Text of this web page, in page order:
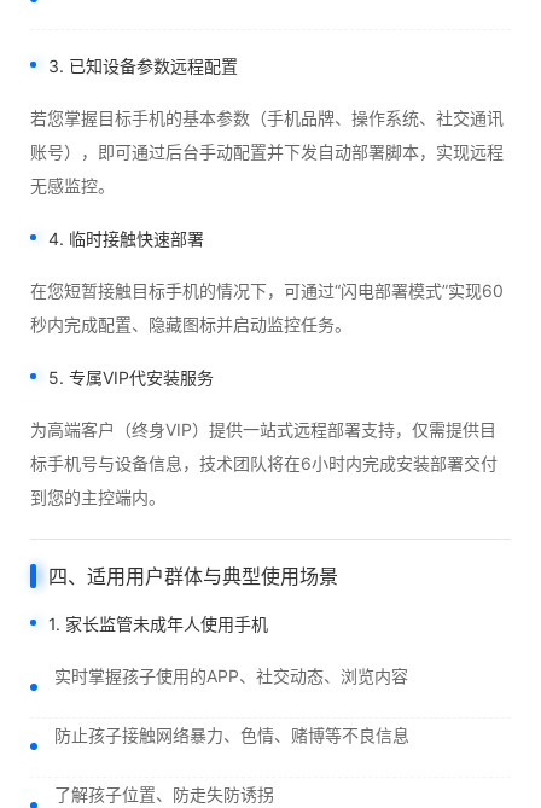
3. 已知设备参数远程配置
若您掌握目标手机的基本参数（手机品牌、操作系统、社交通讯
账号），即可通过后台手动配置并下发自动部署脚本，实现远程
无感监控。
4. 临时接触快速部署
在您短暂接触目标手机的情况下，可通过“闪电部署模式”实现60
秒内完成配置、隐藏图标并启动监控任务。
5. 专属VIP代安装服务
为高端客户（终身VIP）提供一站式远程部署支持，仅需提供目
标手机号与设备信息，技术团队将在6小时内完成安装部署交付
到您的主控端内。
四、适用用户群体与典型使用场景
1. 家长监管未成年人使用手机
实时掌握孩子使用的APP、社交动态、浏览内容
防止孩子接触网络暴力、色情、赌博等不良信息
了解孩子位置、防走失防诱拐